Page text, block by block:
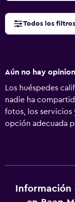
Todos los filtros
Aún no hay
Los huéspedes
nadie ha
fotos, los servicios
opción adecuada